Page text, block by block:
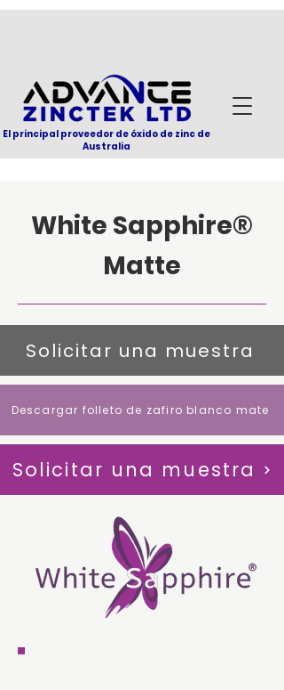
El principal proveedor de óxido de zinc de
Australia
White Sapphire®
Matte
Solicitar una muestra
Descargar folleto de zafiro blanco mate
Solicitar una muestra